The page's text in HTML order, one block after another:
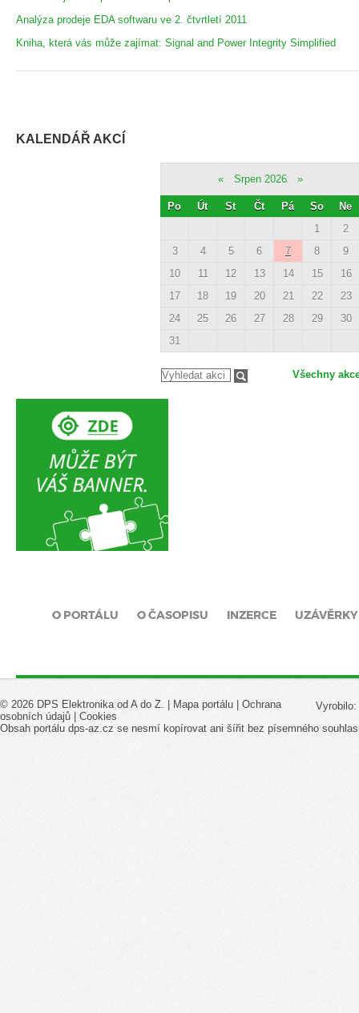
Analýza prodeje EDA softwaru ve 2. čtvrtletí 2011
Kniha, která vás může zajímat: Signal and Power Integrity Simplified
KALENDÁŘ AKCÍ
« Srpen 2026 »
Po Út St Čt Pá So
Ne
1
2
3
4 5 6 7 8
9
10
11 12 13 14 15
16
17
18 19 20 21 22
23
24
25 26 27 28 29
30
31
Všechny
O PORTÁLU O ČASOPISU INZERCE UZÁVĚRKY
Vyrobilo:
© 2026 DPS Elektronika od A do Z. | Mapa portálu
Ochrana
osobních údajů
Cookies
Obsah portálu dps-az.cz se nesmí kopírovat ani šířit bez písemného